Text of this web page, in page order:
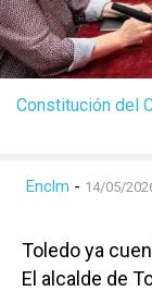
Constitución del
Enclm - 14/05/
Toledo ya
El alcalde de